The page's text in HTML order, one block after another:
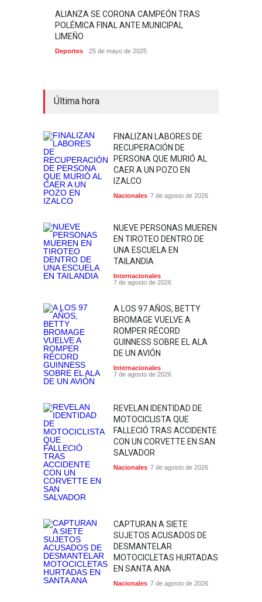
ALIANZA SE CORONA CAMPEÓN TRAS
POLÉMICA FINAL ANTE MUNICIPAL
LIMEÑO
Deportes 25 de mayo de 2025
Última hora
FINALIZAN LABORES DE
RECUPERACIÓN DE
PERSONA QUE MURIÓ AL
CAER A UN POZO EN
IZALCO
Nacionales 7 de agosto de 2026
NUEVE PERSONAS MUEREN
EN TIROTEO DENTRO DE
UNA ESCUELA EN
TAILANDIA
Internacionales
7 de agosto de 2026
A LOS 97 AÑOS, BETTY
BROMAGE VUELVE A
ROMPER RÉCORD
GUINNESS SOBRE EL ALA
DE UN AVIÓN
Internacionales
7 de agosto de 2026
REVELAN IDENTIDAD DE
MOTOCICLISTA QUE
FALLECIÓ TRAS ACCIDENTE
CON UN CORVETTE EN SAN
SALVADOR
Nacionales 7 de agosto de 2026
CAPTURAN A SIETE
SUJETOS ACUSADOS DE
DESMANTELAR
MOTOCICLETAS HURTADAS
EN SANTA ANA
Nacionales 7 de agosto de 2026